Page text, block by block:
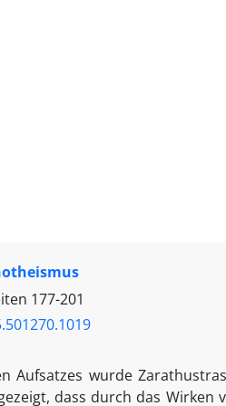
177-201
Aufsatzes wurde
dass durch das